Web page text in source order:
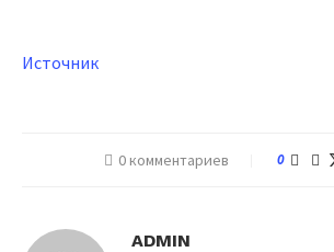
Источник
0 комментариев 0
ADMIN